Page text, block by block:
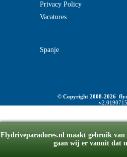
Flydriveparadores.nl maakt gebruik van
gaan wij er vanuit dat
Privacy Policy
Vacatures
Spanje
© Copyright 2008-2026
v2.0190715